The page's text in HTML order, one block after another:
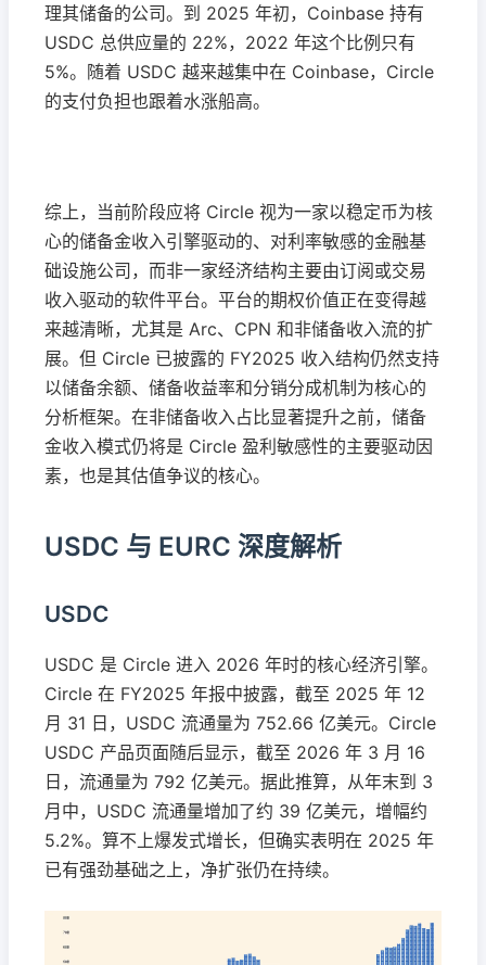
理其储备的公司。到 2025 年初，Coinbase 持有
USDC 总供应量的 22%，2022 年这个比例只有
5%。随着 USDC 越来越集中在 Coinbase，Circle
的支付负担也跟着水涨船高。
综上，当前阶段应将 Circle 视为一家以稳定币为核
心的储备金收入引擎驱动的、对利率敏感的金融基
础设施公司，而非一家经济结构主要由订阅或交易
收入驱动的软件平台。平台的期权价值正在变得越
来越清晰，尤其是 Arc、CPN 和非储备收入流的扩
展。但 Circle 已披露的 FY2025 收入结构仍然支持
以储备余额、储备收益率和分销分成机制为核心的
分析框架。在非储备收入占比显著提升之前，储备
金收入模式仍将是 Circle 盈利敏感性的主要驱动因
素，也是其估值争议的核心。
USDC 与 EURC 深度解析
USDC
USDC 是 Circle 进入 2026 年时的核心经济引擎。
Circle 在 FY2025 年报中披露，截至 2025 年 12
月 31 日，USDC 流通量为 752.66 亿美元。Circle
USDC 产品页面随后显示，截至 2026 年 3 月 16
日，流通量为 792 亿美元。据此推算，从年末到 3
月中，USDC 流通量增加了约 39 亿美元，增幅约
5.2%。算不上爆发式增长，但确实表明在 2025 年
已有强劲基础之上，净扩张仍在持续。